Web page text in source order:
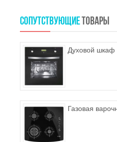
СОПУТСТВУЮЩИЕ ТОВАРЫ